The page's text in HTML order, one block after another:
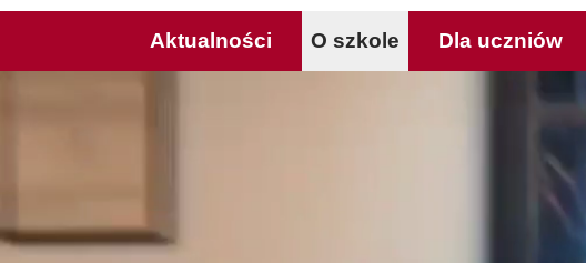
Aktualności O szkole Dla uczniów